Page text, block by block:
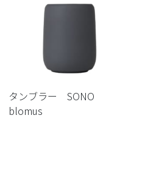
タンブラー SONO
blomus